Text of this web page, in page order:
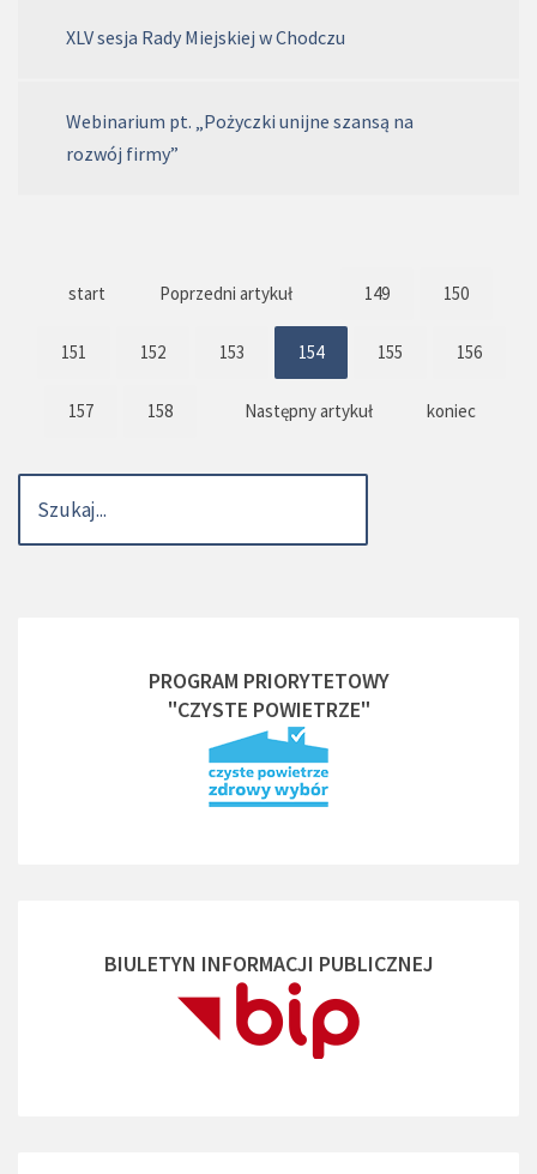
XLV sesja Rady Miejskiej w Chodczu
Webinarium pt. „Pożyczki unijne szansą na
rozwój firmy”
start Poprzedni artykuł 149 150
151 152 153 154 155 156
157 158 Następny artykuł koniec
PROGRAM PRIORYTETOWY
"CZYSTE POWIETRZE"
BIULETYN INFORMACJI PUBLICZNEJ